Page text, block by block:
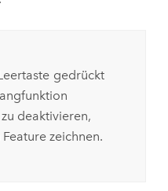
gedrückt
deaktivieren,
zeichnen.